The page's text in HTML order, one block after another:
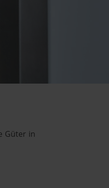
Güter in